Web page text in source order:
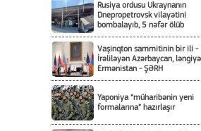
Rusiya ordusu Ukraynanın
Dnepropetrovsk vilayətini
bombalayıb, 5 nəfər ölüb
Vaşinqton sammitinin bir ili -
İrəliləyən Azərbaycan,
Ermənistan - ŞƏRH
Yaponiya “müharibənin yeni
formalarına” hazırlaşır